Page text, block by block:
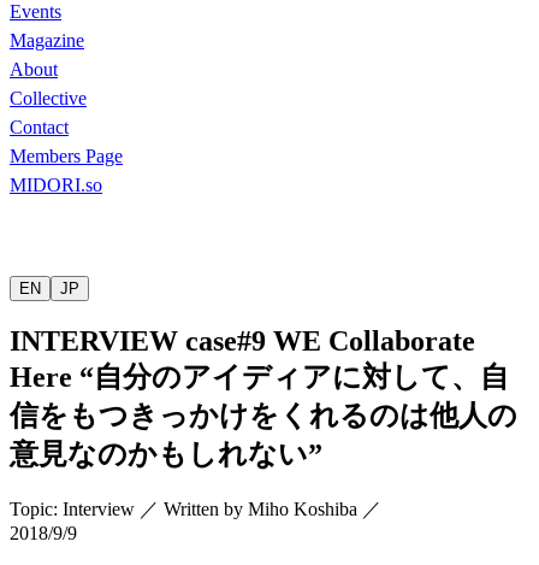
Events
Magazine
About
Collective
Contact
Members Page
MIDORI.so
EN JP
INTERVIEW case#9 WE Collaborate
Here “自分のアイディアに対して、自
信をもつきっかけをくれるのは他人の
意見なのかもしれない”
Topic: Interview ／ Written by Miho Koshiba ／
2018/9/9